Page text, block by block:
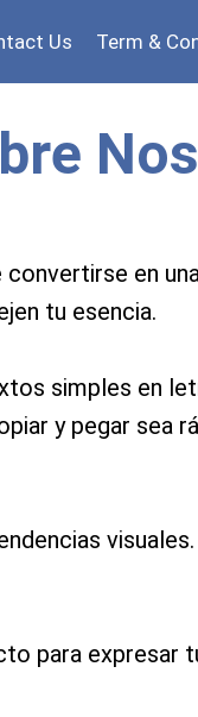
Us Term &
en
tu esencia.
simples en
y pegar
para expresar